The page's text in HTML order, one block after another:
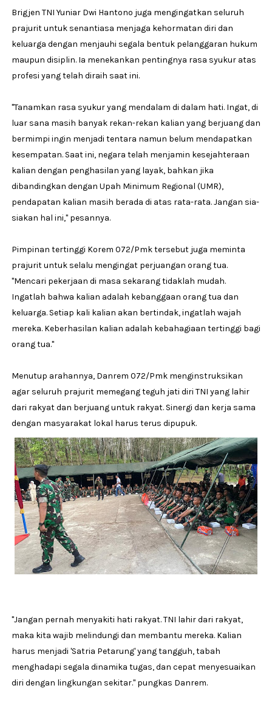
Brigjen TNI Yuniar Dwi Hantono juga mengingatkan seluruh
prajurit untuk senantiasa menjaga kehormatan diri dan
keluarga dengan menjauhi segala bentuk pelanggaran hukum
maupun disiplin. Ia menekankan pentingnya rasa syukur atas
profesi yang telah diraih saat ini.
"Tanamkan rasa syukur yang mendalam di dalam hati. Ingat, di
luar sana masih banyak rekan-rekan kalian yang berjuang dan
bermimpi ingin menjadi tentara namun belum mendapatkan
kesempatan. Saat ini, negara telah menjamin kesejahteraan
kalian dengan penghasilan yang layak, bahkan jika
dibandingkan dengan Upah Minimum Regional (UMR),
pendapatan kalian masih berada di atas rata-rata. Jangan sia-
siakan hal ini," pesannya.
Pimpinan tertinggi Korem 072/Pmk tersebut juga meminta
prajurit untuk selalu mengingat perjuangan orang tua.
"Mencari pekerjaan di masa sekarang tidaklah mudah.
Ingatlah bahwa kalian adalah kebanggaan orang tua dan
keluarga. Setiap kali kalian akan bertindak, ingatlah wajah
mereka. Keberhasilan kalian adalah kebahagiaan tertinggi bagi
orang tua."
Menutup arahannya, Danrem 072/Pmk menginstruksikan
agar seluruh prajurit memegang teguh jati diri TNI yang lahir
dari rakyat dan berjuang untuk rakyat. Sinergi dan kerja sama
dengan masyarakat lokal harus terus dipupuk.
"Jangan pernah menyakiti hati rakyat. TNI lahir dari rakyat,
maka kita wajib melindungi dan membantu mereka. Kalian
harus menjadi 'Satria Petarung' yang tangguh, tabah
menghadapi segala dinamika tugas, dan cepat menyesuaikan
diri dengan lingkungan sekitar." pungkas Danrem.